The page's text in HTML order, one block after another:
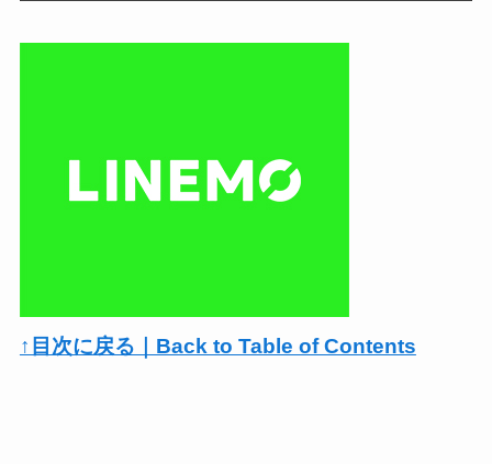
↑目次に戻る｜Back to Table of Contents